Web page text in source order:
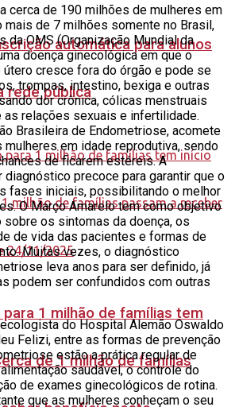
automática para alunos
rede pública
1 milhão de famílias tem
de 1 milhão de famílias
cerca de 190 milhões de mulheres em
mais de 7 milhões somente no Brasil,
da OMS (Organização Mundial da
doença ginecológica em que o
cresce fora do órgão e pode se
trompas, intestino, bexiga e outras
dor crônica, cólicas menstruais
as relações sexuais e infertilidade.
Brasileira de Endometriose, acomete
mulheres em idade reprodutiva, sendo
de ficarem estéreis. A
precoce para garantir que o
fases iniciais, possibilitando o melhor
O Março Amarelo tem como objetivo
sobre os sintomas da doença, os
de vida das pacientes e formas de
Muitas vezes, o diagnóstico
leva anos para ser definido, já
podem ser confundidos com outras
do Hospital Alemão Oswaldo
Felizi, entre as formas de prevenção
estão a prática regular de
saudável, o controle do
de exames ginecológicos de rotina.
que as mulheres conheçam o seu